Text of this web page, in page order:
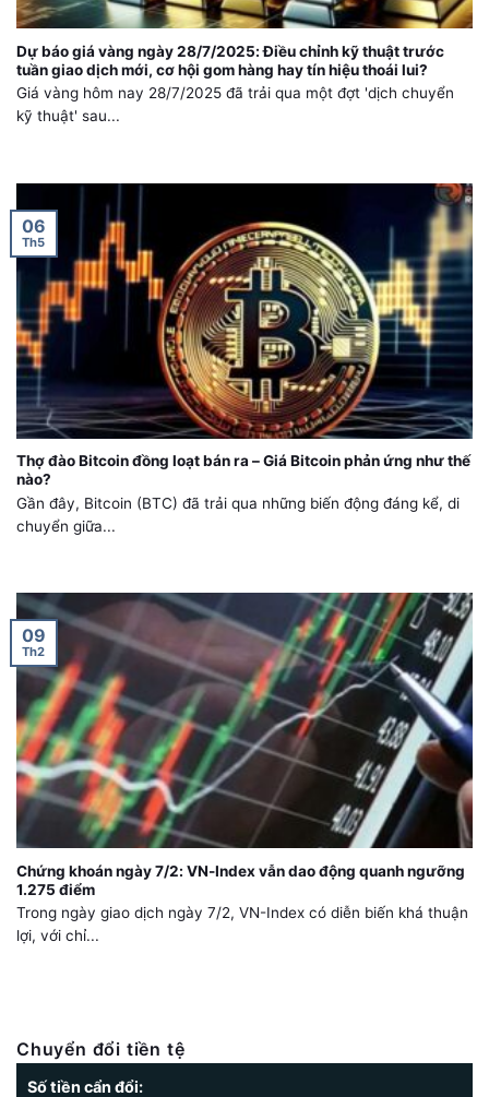
Dự báo giá vàng ngày 28/7/2025: Điều chỉnh kỹ thuật trước
tuần giao dịch mới, cơ hội gom hàng hay tín hiệu thoái lui?
Giá vàng hôm nay 28/7/2025 đã trải qua một đợt 'dịch chuyển
kỹ thuật' sau...
Thợ đào Bitcoin đồng loạt bán ra – Giá Bitcoin phản ứng như thế
nào?
Gần đây, Bitcoin (BTC) đã trải qua những biến động đáng kể, di
chuyển giữa...
06
Th5
Chứng khoán ngày 7/2: VN-Index vẫn dao động quanh ngưỡng
1.275 điểm
Trong ngày giao dịch ngày 7/2, VN-Index có diễn biến khá thuận
lợi, với chỉ...
09
Th2
Chuyển đổi tiền tệ
Số tiền cẩn đổi: